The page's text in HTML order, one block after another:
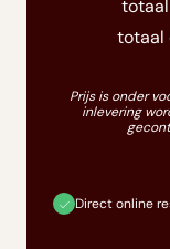
totaal
Prijs is onder
inlevering
Direct online